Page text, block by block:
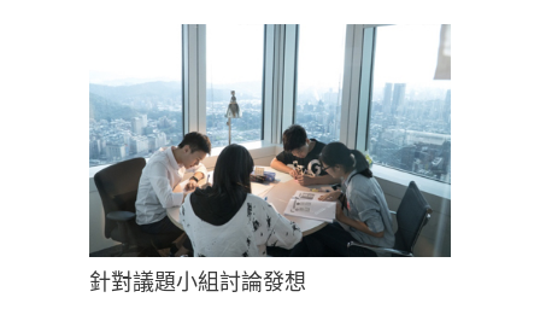
針對議題小組討論發想